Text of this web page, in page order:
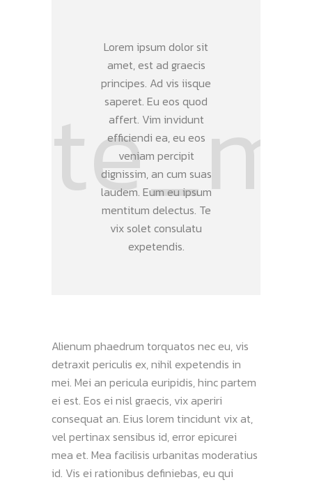
Lorem ipsum dolor sit
amet, est ad graecis
principes. Ad vis iisque
saperet. Eu eos quod
affert. Vim invidunt
efficiendi ea, eu eos
veniam percipit
dignissim, an cum suas
laudem. Eum eu ipsum
mentitum delectus. Te
vix solet consulatu
expetendis.
Alienum phaedrum torquatos nec eu, vis
detraxit periculis ex, nihil expetendis in
mei. Mei an pericula euripidis, hinc partem
ei est. Eos ei nisl graecis, vix aperiri
consequat an. Eius lorem tincidunt vix at,
vel pertinax sensibus id, error epicurei
mea et. Mea facilisis urbanitas moderatius
id. Vis ei rationibus definiebas, eu qui